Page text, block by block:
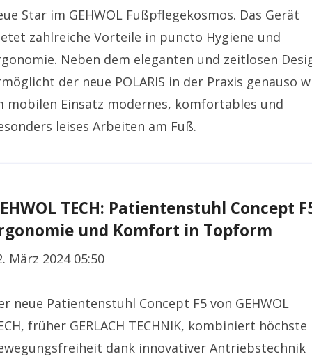
Star im GEHWOL Fußpflegekosmos. Das Gerät
zahlreiche Vorteile in puncto Hygiene und
Neben dem eleganten und zeitlosen
der neue POLARIS in der Praxis genauso
mobilen Einsatz modernes, komfortables und
leises Arbeiten am Fuß.
TECH: Patientenstuhl Concept
und Komfort in Topform
März 2024 05:50
neue Patientenstuhl Concept F5 von GEHWOL
früher GERLACH TECHNIK, kombiniert höchste
dank innovativer Antriebstechnik